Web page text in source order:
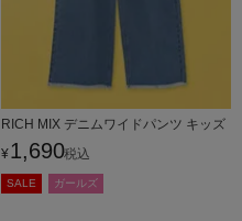
RICH MIX デニムワイドパンツ キッズ
¥ 1,690税込
SALE ガールズ